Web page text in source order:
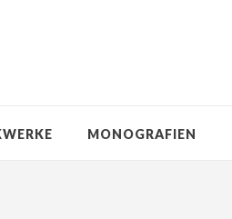
MONOGRAFIEN